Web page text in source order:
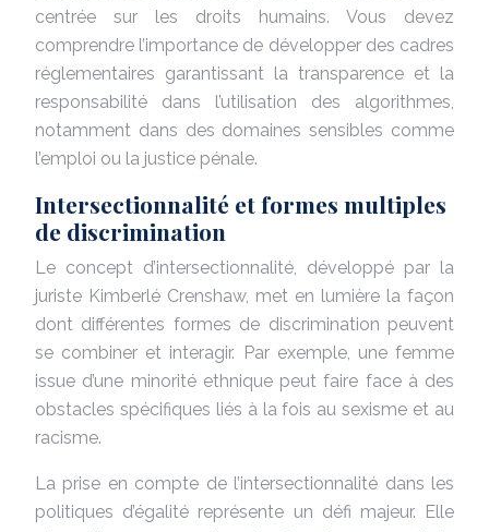
centrée sur les droits humains. Vous devez
comprendre l’importance de développer des cadres
réglementaires garantissant la transparence et la
responsabilité dans l’utilisation des algorithmes,
notamment dans des domaines sensibles comme
l’emploi ou la justice pénale.
Intersectionnalité et formes multiples
de discrimination
Le concept d’intersectionnalité, développé par la
juriste Kimberlé Crenshaw, met en lumière la façon
dont différentes formes de discrimination peuvent
se combiner et interagir. Par exemple, une femme
issue d’une minorité ethnique peut faire face à des
obstacles spécifiques liés à la fois au sexisme et au
racisme.
La prise en compte de l’intersectionnalité dans les
politiques d’égalité représente un défi majeur. Elle